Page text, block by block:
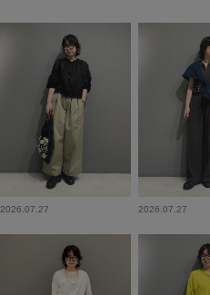
2026.07.27 2026.07.27